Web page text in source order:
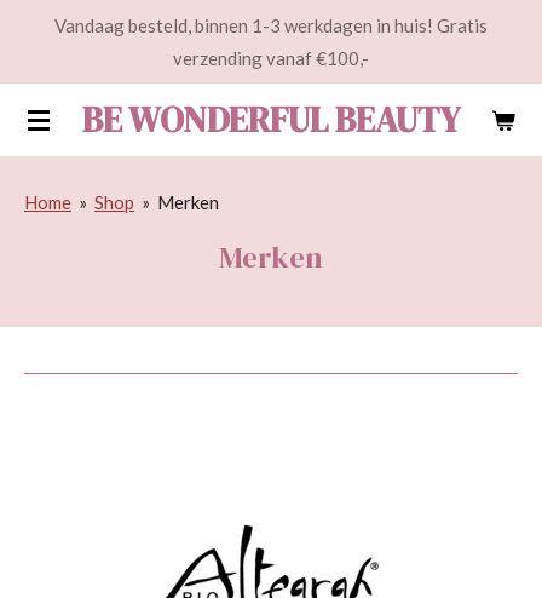
de
hoofdinhoud
BE WONDERFUL BEAUTY
Vandaag besteld, binnen 1-3 werkdagen in huis! Gratis
verzending vanaf €100,-
Home » Shop » Merken
Merken